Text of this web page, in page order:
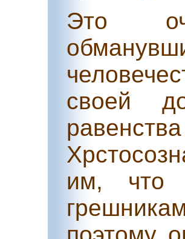
Это
своей
им, что